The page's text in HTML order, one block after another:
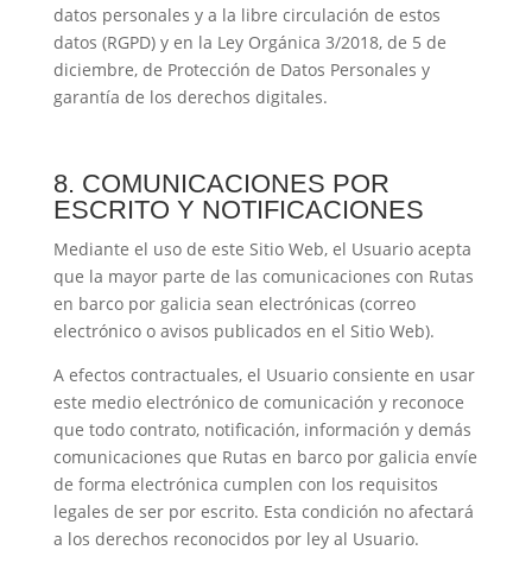
datos personales y a la libre circulación de estos
datos (RGPD) y en la Ley Orgánica 3/2018, de 5 de
diciembre, de Protección de Datos Personales y
garantía de los derechos digitales.
8. COMUNICACIONES POR
ESCRITO Y NOTIFICACIONES
Mediante el uso de este Sitio Web, el Usuario acepta
que la mayor parte de las comunicaciones con Rutas
en barco por galicia sean electrónicas (correo
electrónico o avisos publicados en el Sitio Web).
A efectos contractuales, el Usuario consiente en usar
este medio electrónico de comunicación y reconoce
que todo contrato, notificación, información y demás
comunicaciones que Rutas en barco por galicia envíe
de forma electrónica cumplen con los requisitos
legales de ser por escrito. Esta condición no afectará
a los derechos reconocidos por ley al Usuario.